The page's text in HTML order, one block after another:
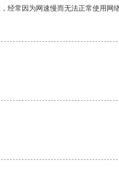
常因为网速慢而无法正常使用网